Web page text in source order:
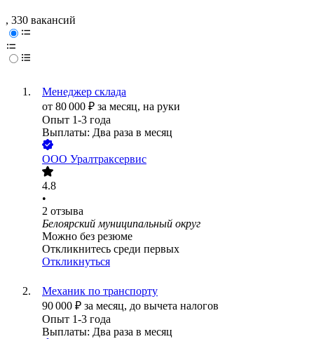
, 330 вакансий
Менеджер склада
от 80 000 ₽ за месяц, на руки
Опыт 1-3 года
Выплаты: Два раза в месяц
ООО Уралтраксервис
4.8
•
2 отзыва
Белоярский муниципальный округ
Можно без резюме
Откликнитесь среди первых
Откликнуться
Механик по транспорту
90 000 ₽ за месяц, до вычета налогов
Опыт 1-3 года
Выплаты: Два раза в месяц